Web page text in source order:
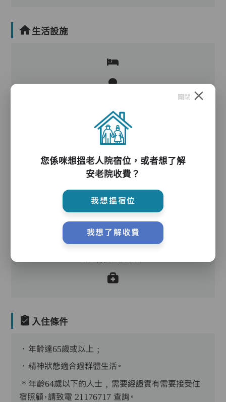
生活設施
腳踏單車,健身單車,按摩器
護理服務
一名主管,兩名保健員,四名護理員,四名助理員
護理評估、執藥、核派藥、量度生命表徵、協助沐
入住條件
．年齡達65歲或以上﹔
．精神狀態適合過群體生活。
* 年齡64歲以下的人士﹐需要經證實有需要接受住
宿照顧，請致電 21176717 查詢。
關閉
您係咪想搵老人院宿位，或者想了解
安老院收費？
我想搵宿位
我想了解收費